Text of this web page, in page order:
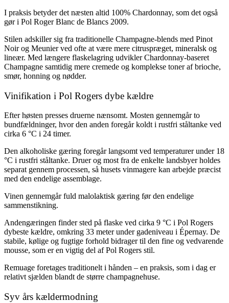
I praksis betyder det næsten altid 100% Chardonnay, som det også
gør i Pol Roger Blanc de Blancs 2009.
Stilen adskiller sig fra traditionelle Champagne-blends med Pinot
Noir og Meunier ved ofte at være mere citruspræget, mineralsk og
lineær. Med længere flaskelagring udvikler Chardonnay-baseret
Champagne samtidig mere cremede og komplekse toner af brioche,
smør, honning og nødder.
Vinifikation i Pol Rogers dybe kældre
Efter høsten presses druerne nænsomt. Mosten gennemgår to
bundfældninger, hvor den anden foregår koldt i rustfri ståltanke ved
cirka 6 °C i 24 timer.
Den alkoholiske gæring foregår langsomt ved temperaturer under 18
°C i rustfri ståltanke. Druer og most fra de enkelte landsbyer holdes
separat gennem processen, så husets vinmagere kan arbejde præcist
med den endelige assemblage.
Vinen gennemgår fuld malolaktisk gæring før den endelige
sammenstikning.
Andengæringen finder sted på flaske ved cirka 9 °C i Pol Rogers
dybeste kældre, omkring 33 meter under gadeniveau i Épernay. De
stabile, kølige og fugtige forhold bidrager til den fine og vedvarende
mousse, som er en vigtig del af Pol Rogers stil.
Remuage foretages traditionelt i hånden – en praksis, som i dag er
relativt sjælden blandt de større champagnehuse.
Syv års kældermodning